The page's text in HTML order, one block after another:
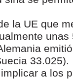
la UE que
unas
33.025).
a los